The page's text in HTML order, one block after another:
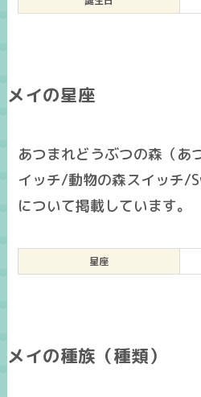
メイの星座
あつまれどうぶつの森（あ
イッチ/動物の森スイッチ/
について掲載しています。
星座
メイの種族（種類）